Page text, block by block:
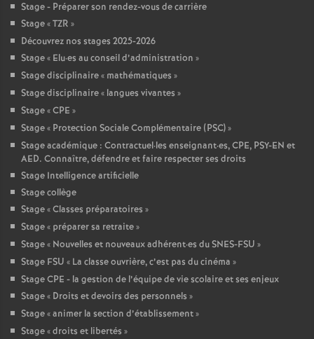
Stage - Préparer son rendez-vous de carrière
Stage «TZR »
Découvrez nos stages 2025-2026
Stage « Elu·es au conseil d’administration »
Stage disciplinaire « mathématiques »
Stage disciplinaire « langues vivantes »
Stage «CPE »
Stage « Protection Sociale Complémentaire (PSC)»
Stage académique : Contractuel·les enseignant·es, CPE, PSY-EN et
AED. Connaître, défendre et faire respecter ses droits
Stage Intelligence artificielle
Stage collège
Stage «Classes préparatoires »
Stage « préparer sa retraite»
Stage « Nouvelles et nouveaux adhérent·es du SNES-FSU »
Stage FSU « La classe ouvrière, c’est pas du cinéma »
Stage CPE - la gestion de l’équipe de vie scolaire et ses enjeux
Stage « Droits et devoirs des personnels »
Stage «animer la section d’établissement»
Stage «droits et libertés »